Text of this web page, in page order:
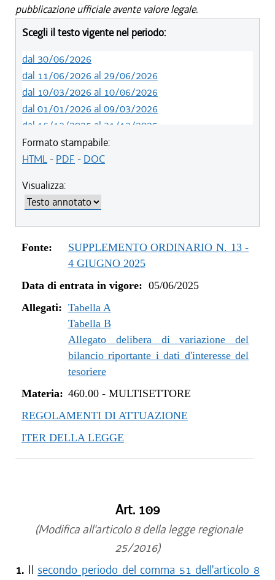
pubblicazione ufficiale avente valore legale.
Scegli il testo vigente nel periodo:
dal 30/06/2026
dal 11/06/2026 al 29/06/2026
dal 10/03/2026 al 10/06/2026
dal 01/01/2026 al 09/03/2026
dal 16/12/2025 al 31/12/2025
dal 05/06/2025 al 15/12/2025
Formato stampabile:
HTML- PDF - DOC
Visualizza:
Fonte:
SUPPLEMENTO ORDINARIO N. 13 -
4 GIUGNO 2025
Data di entrata in vigore: 05/06/2025
Allegati: Tabella A
Tabella B
Allegato delibera di variazione del
bilancio riportante i dati d'interesse del
tesoriere
Materia: 460.00- MULTISETTORE
REGOLAMENTI DI ATTUAZIONE
ITER DELLA LEGGE
Art. 109
(Modifica all'articolo 8 della legge regionale
25/2016)
1. Il secondo periodo del comma 51 dell'articolo 8